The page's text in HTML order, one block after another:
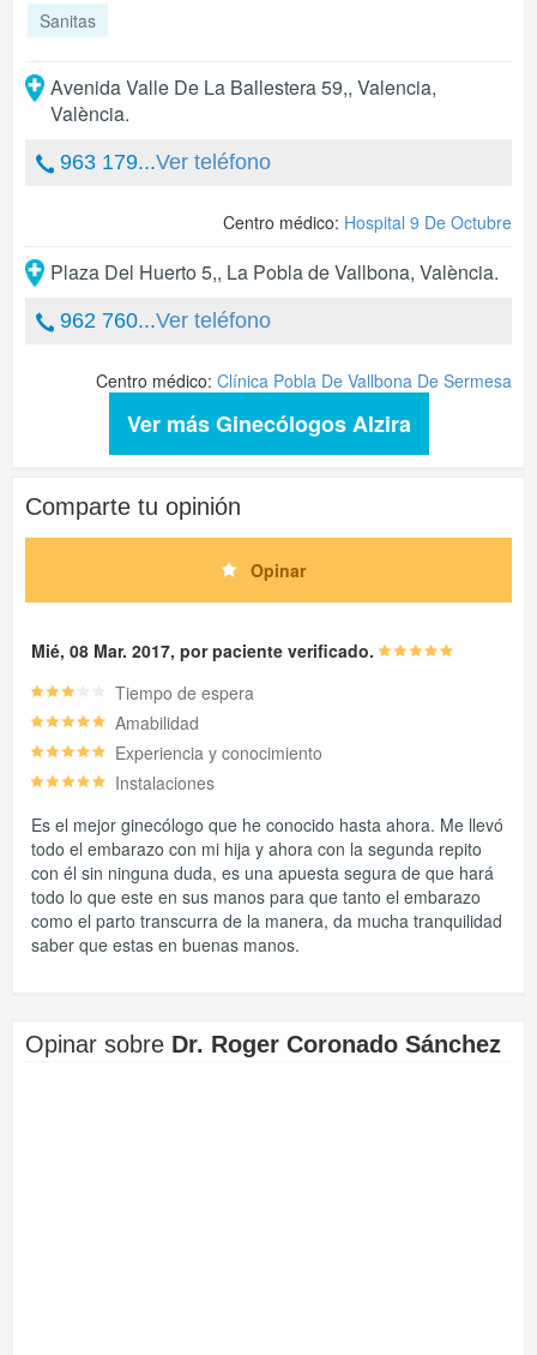
Sanitas
Avenida Valle De La Ballestera 59,, Valencia,
València.
963 179...Ver teléfono
Centro médico: Hospital 9 De Octubre
Plaza Del Huerto 5,, La Pobla de Vallbona, València.
962 760...Ver teléfono
Centro médico: Clínica Pobla De Vallbona De Sermesa
Ver más Ginecólogos Alzira
Comparte tu opinión
Opinar
Mié, 08 Mar. 2017, por paciente verificado.
Tiempo de espera
Amabilidad
Experiencia y conocimiento
Instalaciones
Es el mejor ginecólogo que he conocido hasta ahora. Me llevó
todo el embarazo con mi hija y ahora con la segunda repito
con él sin ninguna duda, es una apuesta segura de que hará
todo lo que este en sus manos para que tanto el embarazo
como el parto transcurra de la manera, da mucha tranquilidad
saber que estas en buenas manos.
Opinar sobre Dr. Roger Coronado Sánchez